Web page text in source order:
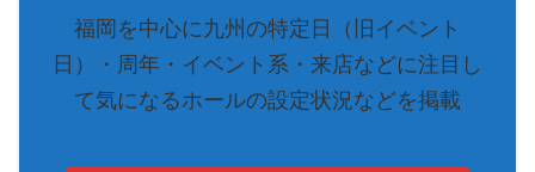
福岡を中心に九州の特定日（旧イベント
日）・周年・イベント系・来店などに注目し
て気になるホールの設定状況などを掲載